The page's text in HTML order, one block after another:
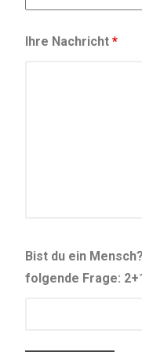
Ihre Nachricht*
Bist du ein
folgende Frage: